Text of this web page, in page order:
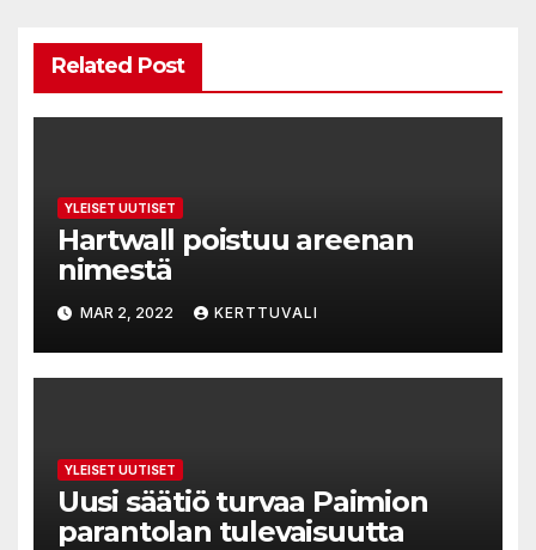
Related Post
YLEISET UUTISET
Hartwall poistuu areenan
nimestä
MAR 2, 2022 KERTTUVALI
YLEISET UUTISET
Uusi säätiö turvaa Paimion
parantolan tulevaisuutta